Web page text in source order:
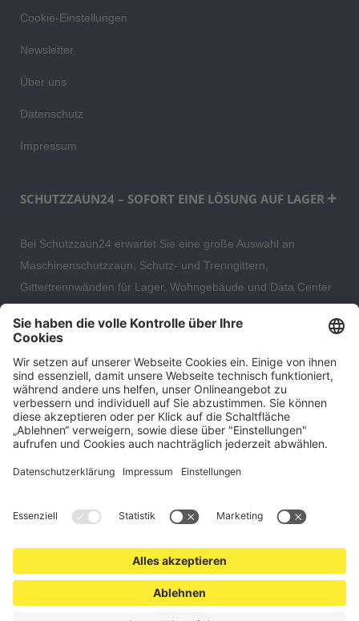
Cookie-Einstellungen
Newsletter
Über uns
Datenschutz
Impressum
SCHUTZZAUN24 – SOFORT EINE LÖSUNG AUF LAGER
Bei Schutzzaun24 erwartet Sie eine große Auswahl an
Maschinenschutzzaun, Schutz- und Trenngittern,
Gittertrennwänden für Lager, Wohngebäude und Data Center
hochwertige Gartenzäune und Zaunsysteme für die sichere
öffentlichen Grundstücken. Darüber hinaus finden Sie bei uns
Produkte der Betriebsausstattung, wie Absperrtechnik,
Transportgeräte, Verkehrssicherung sowie Bau- und
Eventsicherung.
Cookie-Einstellungen Über uns
freibleibend. Solange der Vorrat reicht.
© 2026 schutzzaun24.de